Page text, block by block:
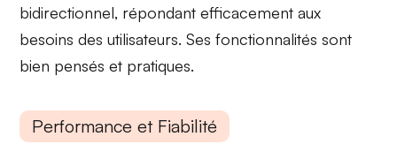
bidirectionnel, répondant efficacement aux
besoins des utilisateurs. Ses fonctionnalités sont
bien pensés et pratiques.
Performance et Fiabilité